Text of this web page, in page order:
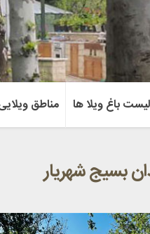
لیست باغ ویلا ها مناطق
بسیج شهریار